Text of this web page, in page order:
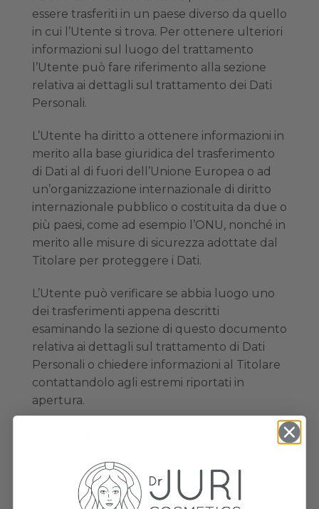
essere trasferiti in un paese diverso da quello
in cui l’Utente si trova. Per ottenere ulteriori
informazioni sul luogo del trattamento
l’Utente può fare riferimento alla sezione
relativa ai dettagli sul trattamento dei Dati
Personali.
L’Utente ha diritto a ottenere informazioni in
merito alla base giuridica del trasferimento
di Dati al di fuori dell’Unione Europea o ad
un’organizzazione internazionale di diritto
internazionale pubblico o costituita da due o
più paesi, come ad esempio l’ONU, nonché in
merito alle misure di sicurezza adottate dal
Titolare per proteggere i Dati.
L’Utente può verificare se abbia luogo uno
dei trasferimenti appena descritti
esaminando la sezione di questo documento
relativa ai dettagli sul trattamento di Dati
Personali o chiedere informazioni al Titolare
contattandolo agli estremi riportati in
apertura.
richiesto dalle finalità per le quali sono stati